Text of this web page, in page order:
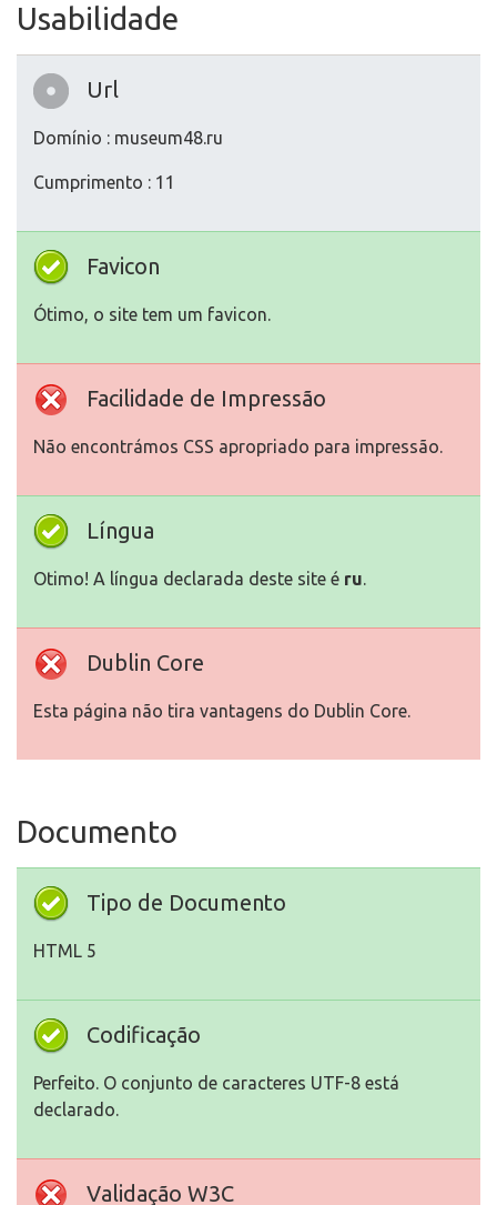
Usabilidade
Url
Domínio : museum48.ru
Cumprimento : 11
Favicon
Ótimo, o site tem um favicon.
Facilidade de Impressão
Não encontrámos CSS apropriado para impressão.
Língua
Otimo! A língua declarada deste site é ru.
Dublin Core
Esta página não tira vantagens do Dublin Core.
Documento
Tipo de Documento
HTML 5
Codificação
Perfeito. O conjunto de caracteres UTF-8 está
declarado.
Validação W3C